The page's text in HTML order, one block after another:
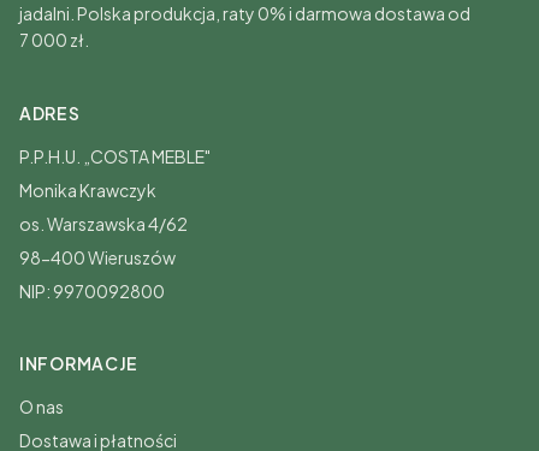
jadalni. Polska produkcja, raty 0% i darmowa dostawa od
7 000 zł.
ADRES
P.P.H.U. „COSTA MEBLE"
Monika Krawczyk
os. Warszawska 4/62
98-400 Wieruszów
NIP: 9970092800
INFORMACJE
O nas
Dostawa i płatności